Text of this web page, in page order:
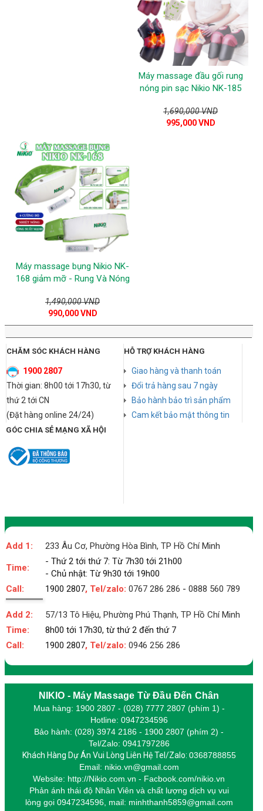
Máy massage đầu gối rung
nóng pin sạc Nikio NK-185
1,690,000 VND
995,000 VND
Máy massage bụng Nikio NK-
168 giảm mỡ - Rung Và Nóng
1,490,000 VND
990,000 VND
CHĂM SÓC KHÁCH HÀNG
1900 2807
Thời gian: 8h00 tới 17h30, từ
thứ 2 tới CN
(Đặt hàng online 24/24)
HỖ TRỢ KHÁCH HÀNG
Giao hàng và thanh toán
Đổi trả hàng sau 7 ngày
Bảo hành bảo trì sản phẩm
Cam kết bảo mật thông tin
GÓC CHIA SẺ MẠNG XÃ HỘI
Add 1: 233 Âu Cơ, Phường Hòa Bình, TP Hồ Chí Minh
Time:
- Thứ 2 tới thứ 7: Từ 7h30 tới 21h00
- Chủ nhật: Từ 9h30 tới 19h00
Call:
1900 2807, Tel/zalo:0767 286 286 -0888 560 789
Add 2:
57/13 Tô Hiệu, Phường Phú Thạnh, TP Hồ Chí Minh
Time:
8h00 tới 17h30, từ thứ 2 đến thứ 7
Call:
1900 2807, Tel/zalo:0946 256 286
NIKIO - Máy Massage Từ Đầu Đến Chân
Mua hàng: 1900 2807 - (028) 7777 2807 (phím 1) -
Hotline: 0947234596
Bảo hành: (028) 3974 2186 - 1900 2807 (phím 2) -
Tel/Zalo: 0941797286
Khách Hàng Dự Án Vui Lòng Liên Hệ Tel/Zalo: 0368788855
Email: nikio.vn@gmail.com
Website: http://Nikio.com.vn - Facbook.com/nikio.vn
Phản ánh thái độ Nhân Viên và chất lượng dịch vụ vui
lòng gọi 0947234596, mail: minhthanh5859@gmail.com